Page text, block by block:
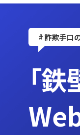
# 詐欺手口
「